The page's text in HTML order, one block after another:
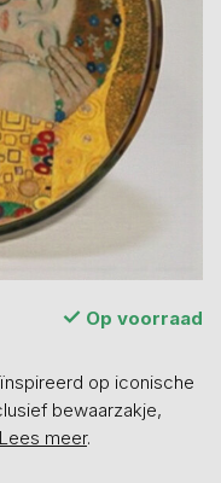
Op voorraad
op iconische
bewaarzakje,
Lees meer.